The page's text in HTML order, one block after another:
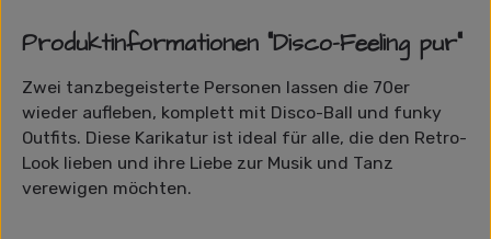
Produktinformationen "Disco-Feeling pur"
Zwei tanzbegeisterte Personen lassen die 70er
wieder aufleben, komplett mit Disco-Ball und funky
Outfits. Diese Karikatur ist ideal für alle, die den Retro-
Look lieben und ihre Liebe zur Musik und Tanz
verewigen möchten.